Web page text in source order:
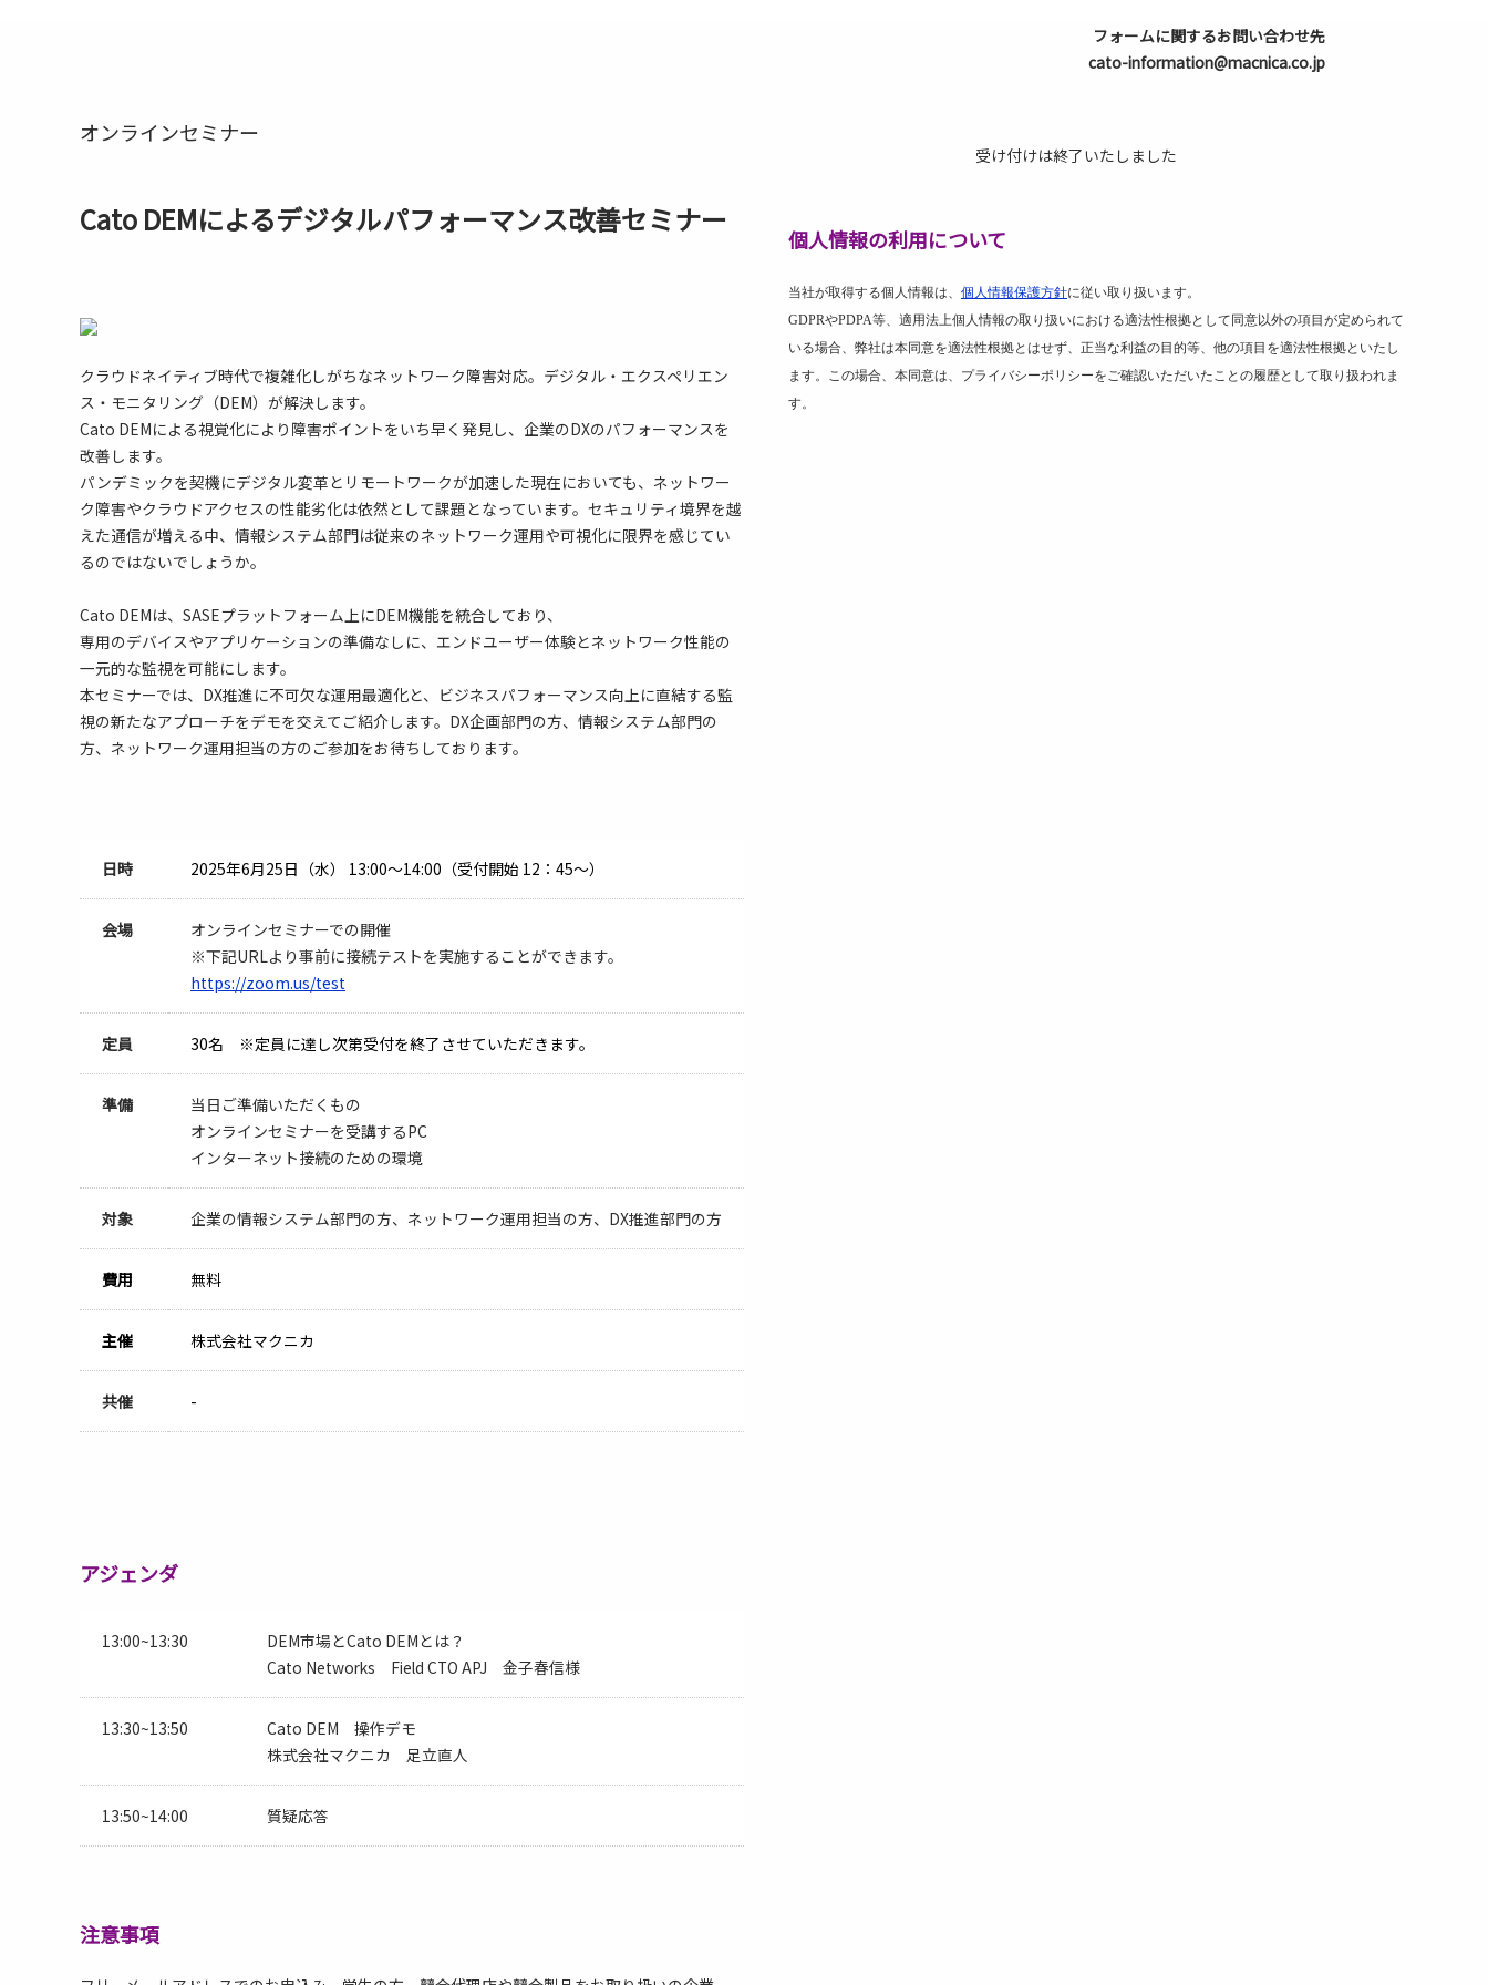
オンラインセミナー
Cato DEMによるデジタルパフォーマンス改善セミナー
クラウドネイティブ時代で複雑化しがちなネットワーク障害対応。デジタル・エクスペリエン
ス・モニタリング（DEM）が解決します。
Cato DEMによる視覚化により障害ポイントをいち早く発見し、企業のDXのパフォーマンスを
改善します。
パンデミックを契機にデジタル変革とリモートワークが加速した現在においても、ネットワー
ク障害やクラウドアクセスの性能劣化は依然として課題となっています。セキュリティ境界を越
えた通信が増える中、情報システム部門は従来のネットワーク運用や可視化に限界を感じてい
るのではないでしょうか。
Cato DEMは、SASEプラットフォーム上にDEM機能を統合しており、
専用のデバイスやアプリケーションの準備なしに、エンドユーザー体験とネットワーク性能の
一元的な監視を可能にします。
本セミナーでは、DX推進に不可欠な運用最適化と、ビジネスパフォーマンス向上に直結する監
視の新たなアプローチをデモを交えてご紹介します。DX企画部門の方、情報システム部門の
方、ネットワーク運用担当の方のご参加をお待ちしております。
日時 2025年6月25日（水） 13:00～14:00（受付開始 12：45～）
会場
オンラインセミナーでの開催
※下記URLより事前に接続テストを実施することができます。
https://zoom.us/test
定員 30名 ※定員に達し次第受付を終了させていただきます。
準備
当日ご準備いただくもの
オンラインセミナーを受講するPC
インターネット接続のための環境
対象 企業の情報システム部門の方、ネットワーク運用担当の方、DX推進部門の方
費用 無料
主催 株式会社マクニカ
共催 -
アジェンダ
13:00~13:30
DEM市場とCato DEMとは？
Cato Networks Field CTO APJ 金子春信様
13:30~13:50
Cato DEM 操作デモ
株式会社マクニカ 足立直人
13:50~14:00 質疑応答
注意事項
フォームに関するお問い合わせ先
cato-information@macnica.co.jp
受け付けは終了いたしました
個人情報の利用について
当社が取得する個人情報は、 個人情報保護方針に従い取り扱います。
GDPRやPDPA等、適用法上個人情報の取り扱いにおける適法性根拠として同意以外の項目が定められて
いる場合、弊社は本同意を適法性根拠とはせず、正当な利益の目的等、他の項目を適法性根拠といたし
ます。この場合、本同意は、プライバシーポリシーをご確認いただいたことの履歴として取り扱われま
す。